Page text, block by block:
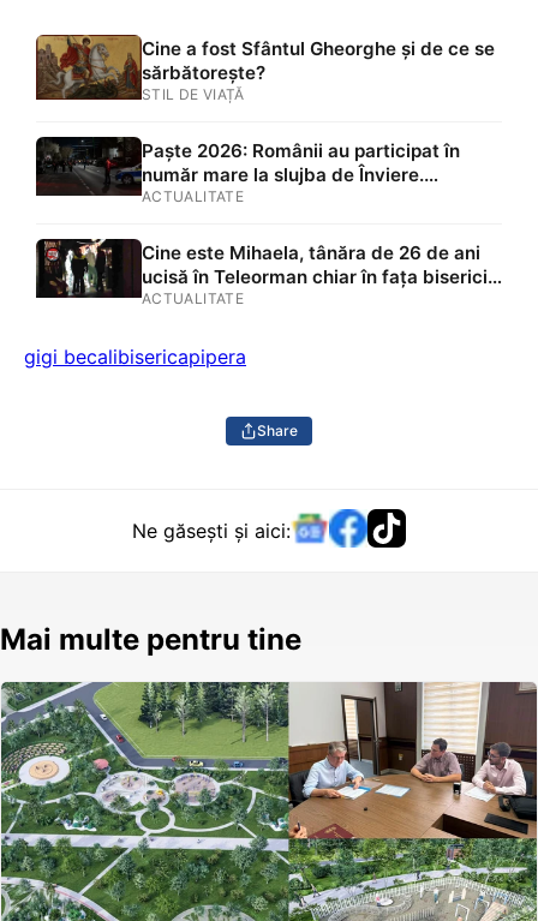
Cine a fost Sfântul Gheorghe și de ce se
sărbătorește?
STIL DE VIAȚĂ
Paște 2026: Românii au participat în
număr mare la slujba de Înviere.
Atmosferă impresionantă la Brașov
ACTUALITATE
Cine este Mihaela, tânăra de 26 de ani
ucisă în Teleorman chiar în fața bisericii.
Mamă a trei copii, femeia a fost
ani
ACTUALITATE
gigi becalibisericapipera
Share
Ne găsești și aici:
Mai multe pentru tine